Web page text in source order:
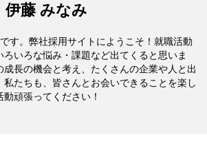
伊藤 みなみ
す。弊社採用サイトにようこそ！就職活動
いろな悩み・課題など出てくると思いま
長の機会と考え、たくさんの企業や人と出
たちも、皆さんとお会いできることを楽し
頑張ってください！